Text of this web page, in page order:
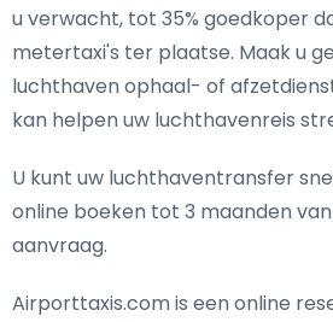
u verwacht, tot 35% goedkoper
metertaxi's ter plaatse. Maak u
luchthaven ophaal- of
kan helpen uw luchthavenreis
U kunt uw luchthaventransfer
online boeken tot 3 maanden
aanvraag.
Airporttaxis.com is een online